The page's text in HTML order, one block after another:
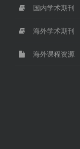
国内学术期刊
海外学术期刊
海外课程资源